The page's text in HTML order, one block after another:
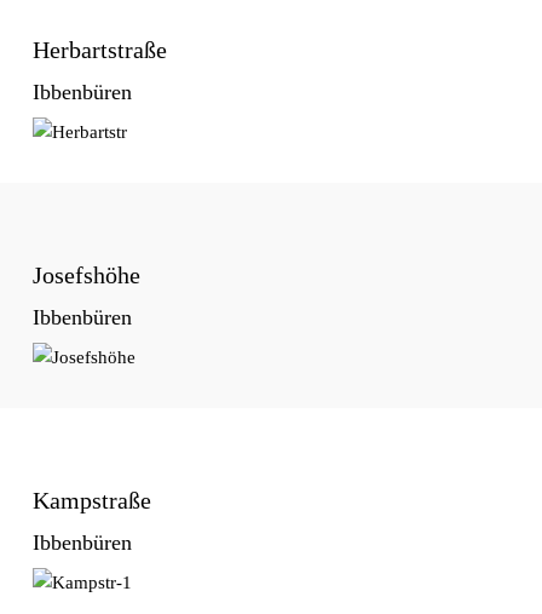
Herbartstraße
Ibbenbüren
Josefshöhe
Ibbenbüren
Kampstraße
Ibbenbüren